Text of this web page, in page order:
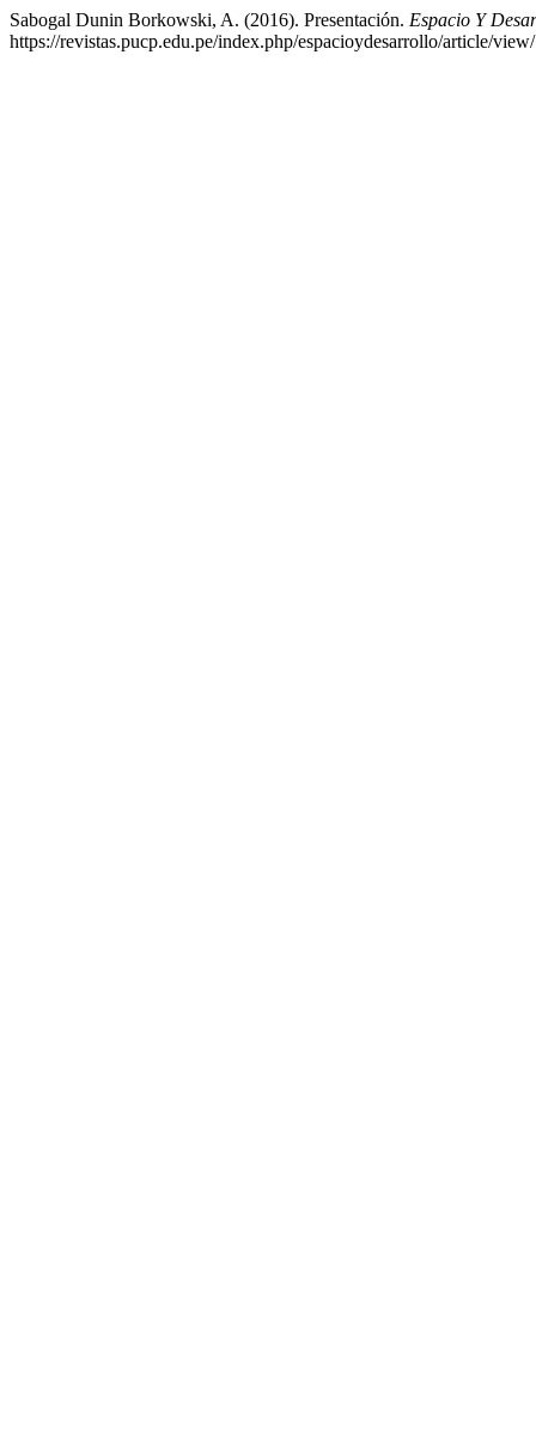
Sabogal Dunin Borkowski, A. (2016). Presentación. Espacio Y
https://revistas.pucp.edu.pe/index.php/espacioydesarrollo/article/